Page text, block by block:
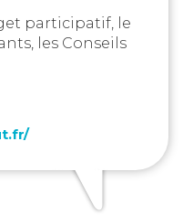
participatif, le
les Conseils